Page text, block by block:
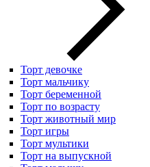
Торт девочке
Торт мальчику
Торт беременной
Торт по возрасту
Торт животный мир
Торт игры
Торт мультики
Торт на выпускной